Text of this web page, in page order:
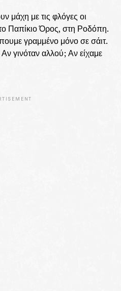
μάχη με τις φλόγες οι
Παπίκιο Όρος, στη Ροδόπη.
γραμμένο μόνο σε σάιτ.
γινόταν αλλού; Αν είχαμε